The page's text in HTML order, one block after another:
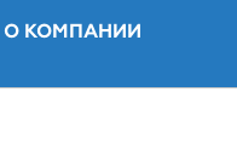
О КОМПАНИИ